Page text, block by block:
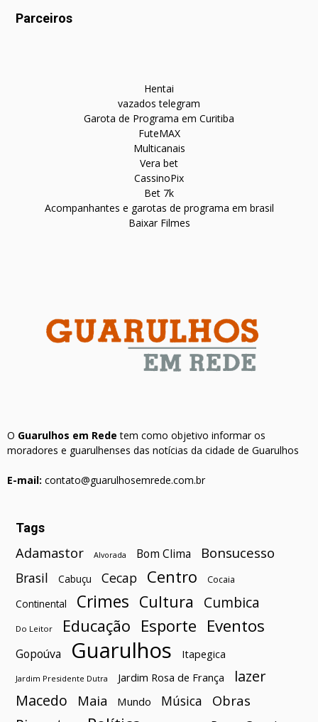
Parceiros
Hentai
vazados telegram
Garota de Programa em Curitiba
FuteMAX
Multicanais
Vera bet
CassinoPix
Bet 7k
Acompanhantes e garotas de programa em brasil
Baixar Filmes
O Guarulhos em Rede tem como objetivo informar os
moradores e guarulhenses das notícias da cidade de Guarulhos
E-mail: contato@guarulhosemrede.com.br
Tags
Adamastor Alvorada Bom Clima Bonsucesso
Brasil Cabuçu Cecap Centro Cocaia
Continental Crimes Cultura Cumbica
Do Leitor Educação Esporte Eventos
Gopoúva Guarulhos Itapegica
Jardim Presidente Dutra Jardim Rosa de França
lazer
Macedo
Maia Mundo Música Obras